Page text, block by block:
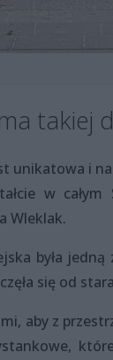
takiej
unikatowa i
w
Wleklak.
była
się od
mi, aby z